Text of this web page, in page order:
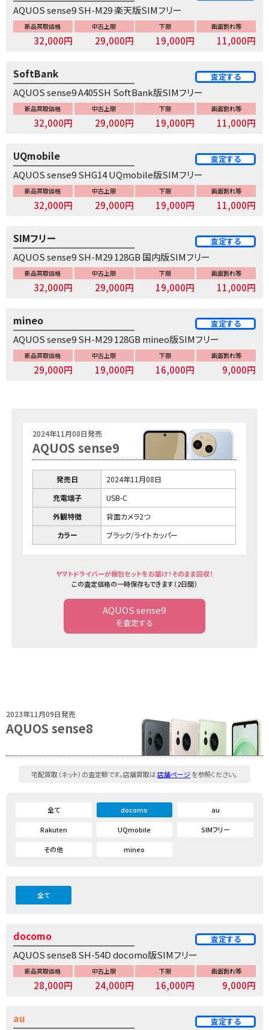
AQUOS sense9 SH-M29 楽天版SIMフリー
新品買取価格
32,000円
中古上限
29,000円
下限
19,000円
画面割れ等
11,000円
AQUOS sense9 A405SH SoftBank版SIMフリー
SoftBank 査定する
新品買取価格
32,000円
中古上限
29,000円
下限
19,000円
画面割れ等
11,000円
AQUOS sense9 SHG14 UQmobile版SIMフリー
UQmobile 査定する
新品買取価格
32,000円
中古上限
29,000円
下限
19,000円
画面割れ等
11,000円
AQUOS sense9 SH-M29 128GB 国内版SIMフリー
SIMフリー 査定する
新品買取価格
32,000円
中古上限
29,000円
下限
19,000円
画面割れ等
11,000円
AQUOS sense9 SH-M29 128GB mineo版SIMフリー
mineo 査定する
新品買取価格
29,000円
中古上限
19,000円
下限
16,000円
画面割れ等
9,000円
2024年11月08日発売
AQUOS sense9
発売日
2024年11月08日
充電端子
USB-C
外観特徴
背面カメラ2つ
カラー
ブラック/ライトカッパー
ヤマトドライバーが梱包セットをお届け！そのまま回収！
この査定価格の一時保存もできます（2日間）
AQUOS sense9
を査定する
2023年11月09日発売
AQUOS sense8
宅配買取（ネット）の査定額です。店舗買取は店舗ページを参照ください。
全て docomo au
Rakuten UQmobile SIMフリー
その他 mineo
全て
AQUOS sense8 SH-54D docomo版SIMフリー
docomo 査定する
新品買取価格
28,000円
中古上限
24,000円
下限
16,000円
画面割れ等
9,000円
au 査定する